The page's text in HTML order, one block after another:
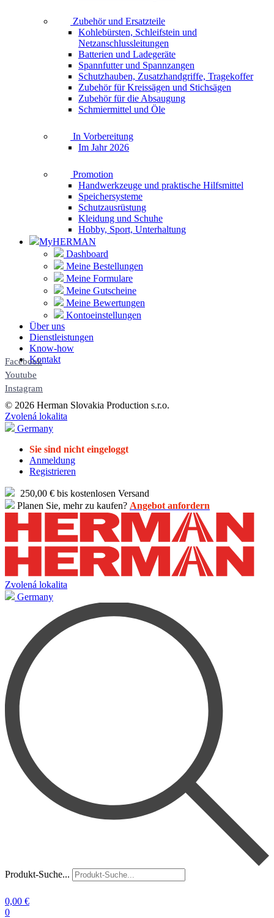
Zubehör und Ersatzteile
Kohlebürsten, Schleifstein und
Netzanschlussleitungen
Batterien und Ladegeräte
Spannfutter und Spannzangen
Schutzhauben, Zusatzhandgriffe, Tragekoffer
Zubehör für Kreissägen und Stichsägen
Zubehör für die Absaugung
Schmiermittel und Öle
In Vorbereitung
Im Jahr 2026
Promotion
Handwerkzeuge und praktische Hilfsmittel
Speichersysteme
Schutzausrüstung
Kleidung und Schuhe
Hobby, Sport, Unterhaltung
MyHERMAN
Dashboard
Meine Bestellungen
Meine Formulare
Meine Gutscheine
Meine Bewertungen
Kontoeinstellungen
Über uns
Dienstleistungen
Know-how
Kontakt
Facebook
Youtube
Instagram
© 2026 Herman Slovakia Production s.r.o.
Zvolená lokalita
Germany
Sie sind nicht eingeloggt
Anmeldung
Registrieren
250,00 € bis kostenlosen Versand
Planen Sie, mehr zu kaufen? Angebot anfordern
Zvolená lokalita
Germany
Produkt-Suche...
0,00 €
0